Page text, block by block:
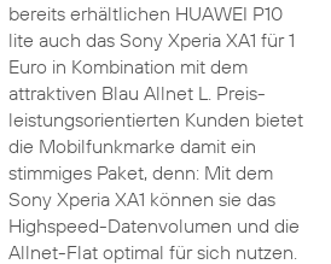
bereits erhältlichen HUAWEI P10
lite auch das Sony Xperia XA1 für 1
Euro in Kombination mit dem
attraktiven Blau Allnet L. Preis-
leistungsorientierten Kunden bietet
die Mobilfunkmarke damit ein
stimmiges Paket, denn: Mit dem
Sony Xperia XA1 können sie das
Highspeed-Datenvolumen und die
Allnet-Flat optimal für sich nutzen.